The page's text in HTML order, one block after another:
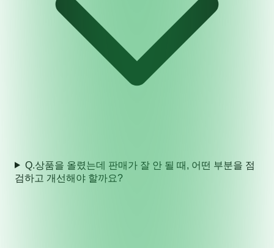
Q.상품을 올렸는데 판매가 잘 안 될 때, 어떤 부분을 점
검하고 개선해야 할까요?